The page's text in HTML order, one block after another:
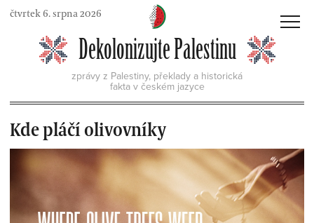
Skipčtvrtek 6. srpna 2026
Dekolonizujte Palestinu
zprávy z Palestiny, překlady a historická
fakta v českém jazyce
MENU
Kde pláčí olivovníky